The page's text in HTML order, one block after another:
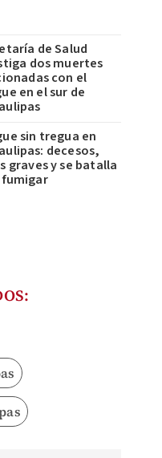
de Salud
dos muertes
con el
en el sur de
sin tregua en
decesos,
graves y se batalla
fumigar